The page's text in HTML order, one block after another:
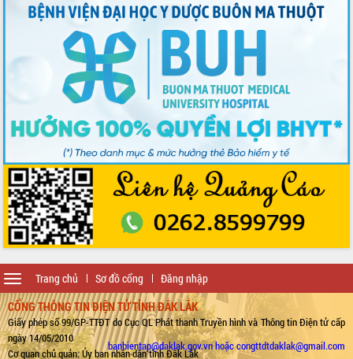
Trang chủ Sơ đồ cổng Đăng nhập
Toggle
navigation
CỔNG THÔNG TIN ĐIỆN TỬ TỈNH ĐẮK LẮK
Giấy phép số 99/GP-TTĐT do Cục QL Phát thanh Truyền hình và Thông tin Điện tử cấp
ngày 14/05/2010
Cơ quan chủ quản: Ủy ban nhân dân tỉnh Đắk Lắk
banbientap@daklak.gov.vn hoặc congttdtdaklak@gmail.com